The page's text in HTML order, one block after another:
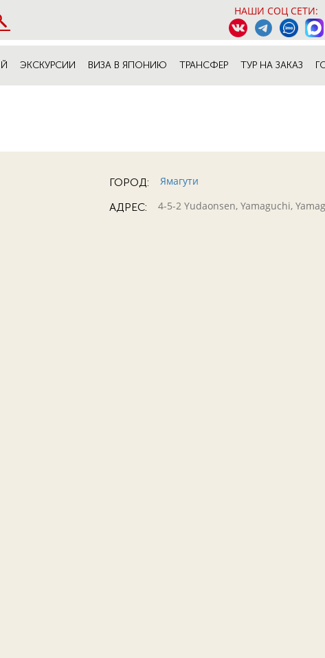
НАШИ СОЦ СЕТИ:
ЭКСКУРСИИ ВИЗА В ЯПОНИЮ ТРАНСФЕР ТУР НА ЗАКАЗ
ГОРОД:
Ямагути
АДРЕС:
4-5-2 Yudaonsen, Yamaguchi,